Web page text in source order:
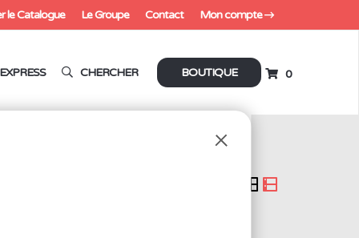
le Catalogue Le Groupe Contact Mon compte
CHERCHER BOUTIQUE 0